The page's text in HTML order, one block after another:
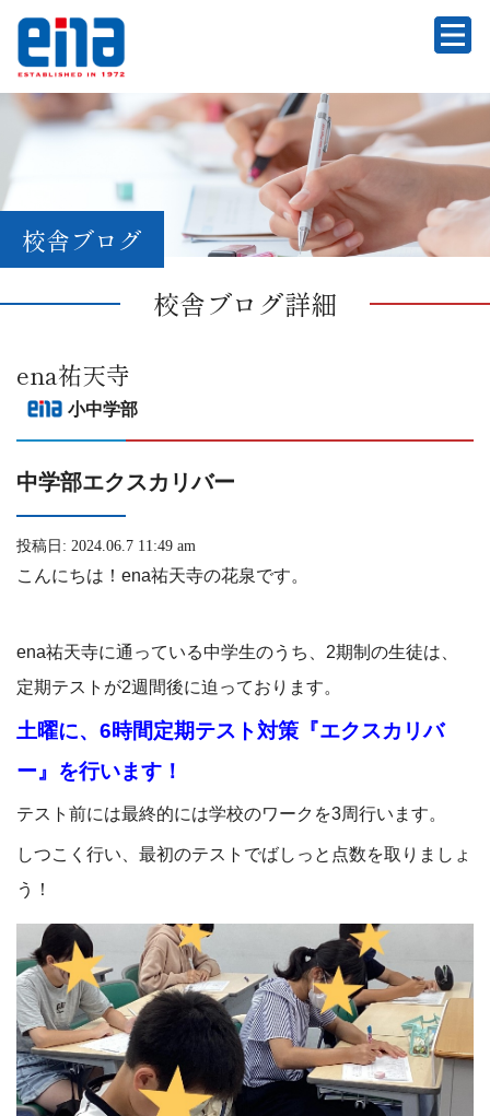
校舎ブログ
校舎ブログ詳細
ena祐天寺
小中学部
中学部エクスカリバー
投稿日: 2024.06.7 11:49 am
こんにちは！ena祐天寺の花泉です。
ena祐天寺に通っている中学生のうち、2期制の生徒は、
定期テストが2週間後に迫っております。
土曜に、6時間定期テスト対策『エクスカリバ
ー』を行います！
テスト前には最終的には学校のワークを3周行います。
しつこく行い、最初のテストでばしっと点数を取りましょ
う！